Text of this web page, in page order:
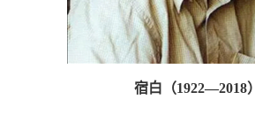
宿白（1922—2018）